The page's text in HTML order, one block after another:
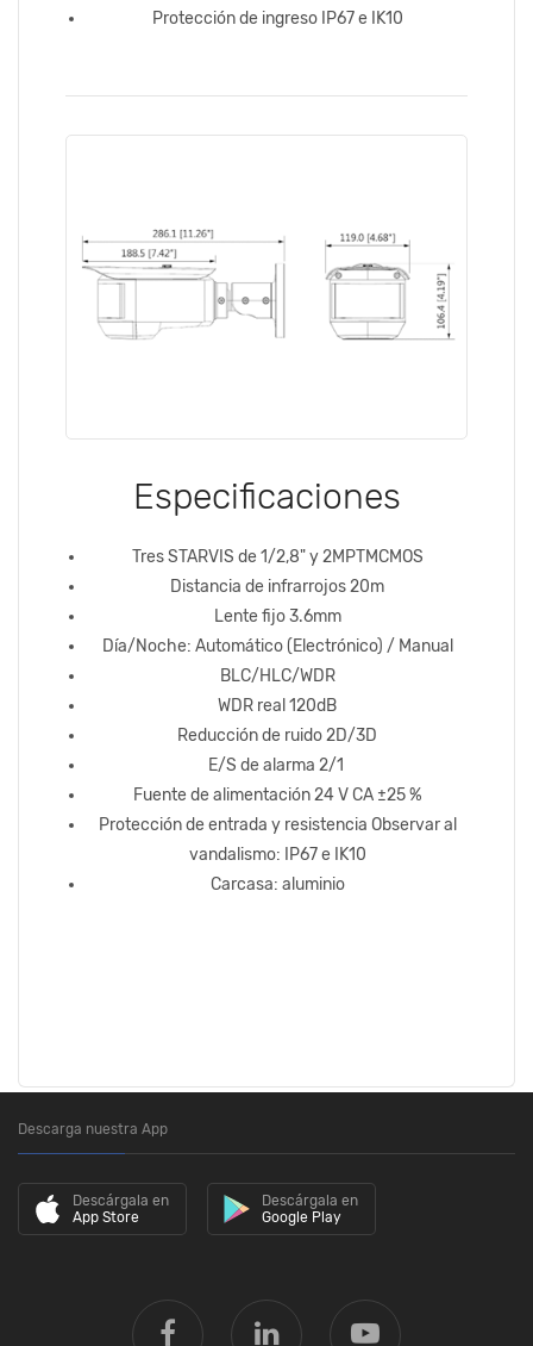
Protección de ingreso IP67 e IK10
Especificaciones
Tres STARVIS de 1/2,8" y 2MPTMCMOS
Distancia de infrarrojos 20m
Lente fijo 3.6mm
Día/Noche: Automático (Electrónico) / Manual
BLC/HLC/WDR
WDR real 120dB
Reducción de ruido 2D/3D
E/S de alarma 2/1
Fuente de alimentación 24 V CA ±25 %
Protección de entrada y resistencia Observar al
vandalismo: IP67 e IK10
Carcasa: aluminio
Descarga nuestra App
Descárgala en
App Store
Descárgala en
Google Play